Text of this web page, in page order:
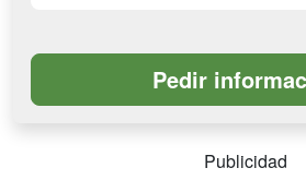
Publicidad